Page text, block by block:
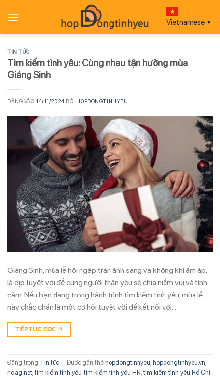
qua
Vietnamese ▼
TIN TỨC
Tìm kiếm tình yêu: Cùng nhau tận hưởng mùa
Giáng Sinh
ĐĂNG VÀO 14/11/2024 BỞI HOPDONGTINHYEU
Giáng Sinh, mùa lễ hội ngập tràn ánh sáng và không khí ấm áp,
là dịp tuyệt vời để cùng người thân yêu sẻ chia niềm vui và tình
cảm. Nếu bạn đang trong hành trình tìm kiếm tình yêu, mùa lễ
này chắc chắn là một cơ hội tuyệt vời để kết nối với…
TIẾP TỤC ĐỌC →
Đăng trong Tin tức Được gắn thẻ hopdongtinhyeu, hopdongtinhyeu.vn,
ndag.net, tìm kiếm tình yêu, tìm kiếm tình yêu HN, tìm kiếm tình yêu Hồ Chí